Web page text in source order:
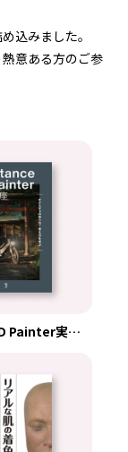
込みました。
意ある方のご参
Substance 3D Painter実践講座